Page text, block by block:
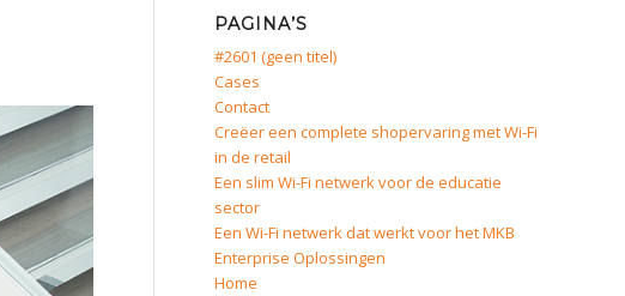
PAGINA’S
#2601 (geen titel)
Cases
Contact
Creëer een complete shopervaring met Wi-Fi
in de retail
Een slim Wi-Fi netwerk voor de educatie
sector
Een Wi-Fi netwerk dat werkt voor het MKB
Enterprise Oplossingen
Home